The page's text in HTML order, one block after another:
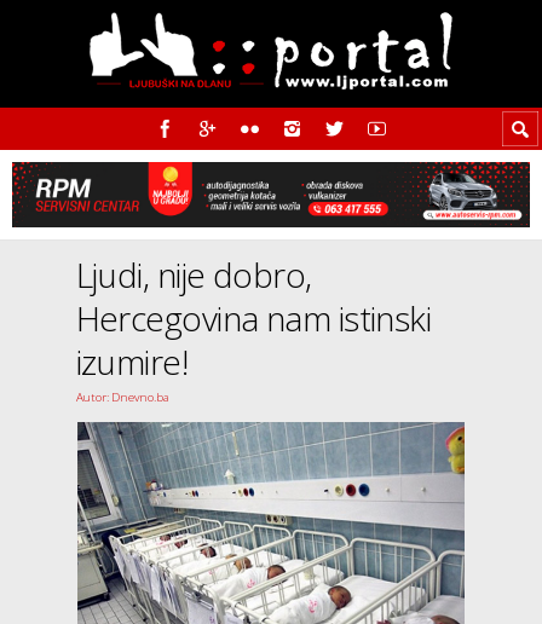
Ljudi, nije dobro,
Hercegovina nam istinski
izumire!
Autor: Dnevno.ba